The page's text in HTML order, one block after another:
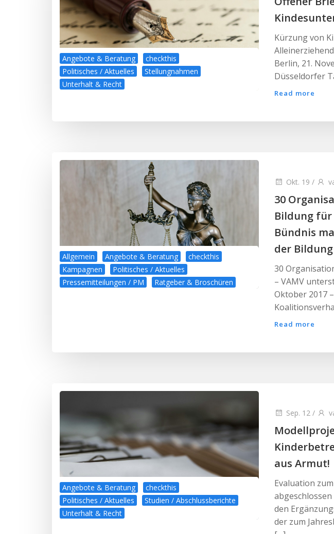
Angebote & Beratung
checkthis
Politisches / Aktuelles
Stellungnahmen
Unterhalt & Recht
Kürzung von
Berlin, 21.
Düsseldorfer
Read more
Allgemein Angebote & Beratung
checkthis
Kampagnen
Politisches / Aktuelles
Pressemitteilungen / PM
Ratgeber & Broschüren
Okt. 19 /
30
Bildung für
Bündnis
der
30
– VAMV
Oktober 2017
Read more
Angebote & Beratung
checkthis
Politisches / Aktuelles
Studien / Abschlussberichte
Unterhalt & Recht
Sep. 12 /
aus Armut!
Evaluation
den
der zum